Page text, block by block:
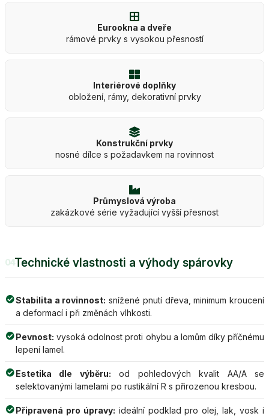
Eurookna a dveře
rámové prvky s vysokou přesností
Interiérové doplňky
obložení, rámy, dekorativní prvky
Konstrukční prvky
nosné dílce s požadavkem na rovinnost
Průmyslová výroba
zakázkové série vyžadující vyšší přesnost
04Technické vlastnosti a výhody spárovky
Stabilita a rovinnost: snížené pnutí dřeva, minimum kroucení
a deformací i při změnách vlhkosti.
Pevnost: vysoká odolnost proti ohybu a lomům díky příčnému
lepení lamel.
Estetika dle výběru: od pohledových kvalit AA/A se
selektovanými lamelami po rustikální R s přirozenou kresbou.
Připravená pro úpravy: ideální podklad pro olej, lak, vosk i